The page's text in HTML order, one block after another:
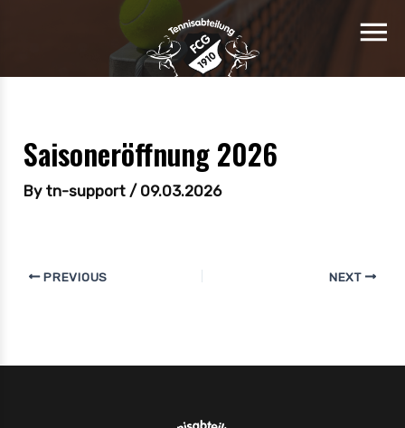
Saisoneröffnung 2026
By tn-support / 09.03.2026
PREVIOUS NEXT